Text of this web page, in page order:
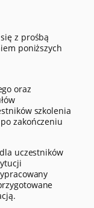
z prośbą
poniższych
oraz
szkolenia
zakończeniu
uczestników